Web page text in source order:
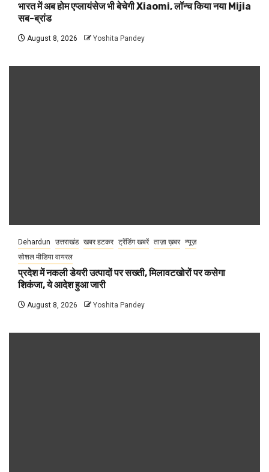
भारत में अब होम एप्लायंसेज भी बेचेगी Xiaomi, लॉन्च किया नया Mijia
सब-ब्रांड
August 8, 2026 Yoshita Pandey
Dehardun उत्तराखंड खबर हटकर ट्रेंडिंग खबरें ताज़ा ख़बर न्यूज़
सोशल मीडिया वायरल
प्रदेश में नकली डेयरी उत्पादों पर सख्ती, मिलावटखोरों पर कसेगा
शिकंजा, ये आदेश हुआ जारी
August 8, 2026 Yoshita Pandey